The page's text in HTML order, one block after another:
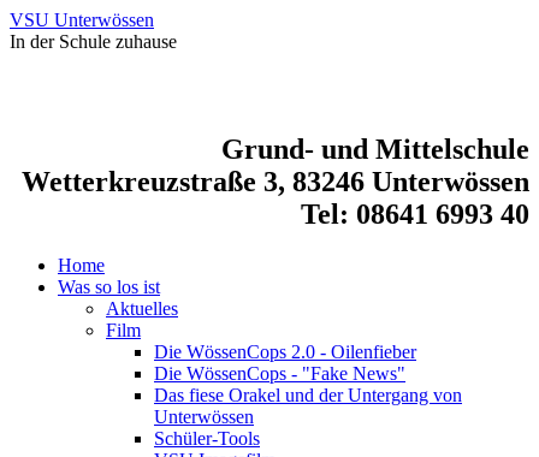
VSU Unterwössen
In der Schule zuhause
Grund- und Mittelschule
Wetterkreuzstraße 3, 83246 Unterwössen
Tel: 08641 6993 40
Home
Was so los ist
Aktuelles
Film
Die WössenCops 2.0 - Oilenfieber
Die WössenCops - "Fake News"
Das fiese Orakel und der Untergang von
Unterwössen
Schüler-Tools